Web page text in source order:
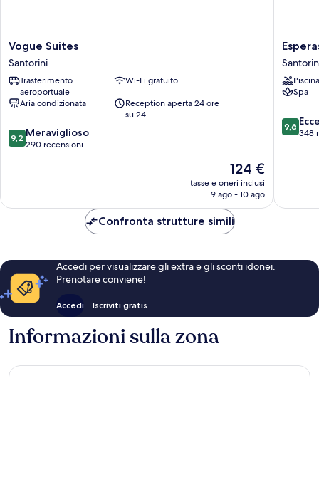
Vogue
Suites
Santorini
Vogue Suites
Santorini
Trasferimento
aeroportuale
Wi-Fi gratuito
Aria condizionata
Reception aperta 24 ore
su 24
9.2
su
9,2 Meraviglioso
290 recensioni
Il
prezzo
attuale
124 €
124 €
tasse e oneri inclusi
9 ago - 10 ago
Esperas
Piscina
Spa
9.6
su
9,6
348
Confronta strutture simili
Accedi per visualizzare gli extra e gli sconti idonei.
Prenotare conviene!
Accedi Iscriviti gratis
Informazioni sulla zona